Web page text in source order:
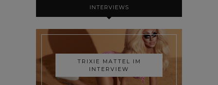
INTERVIEWS
TRIXIE MATTEL IM
INTERVIEW